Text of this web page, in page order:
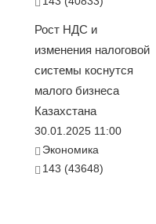
Рост НДС и
изменения налоговой
системы коснутся
малого бизнеса
Казахстана
30.01.2025 11:00
Экономика
143 (43648)